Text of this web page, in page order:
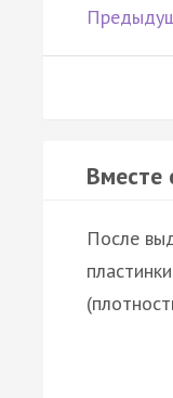
Вместе
После